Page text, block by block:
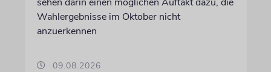
Wahlergebnisse im Oktober nicht
anzuerkennen
09.08.2026